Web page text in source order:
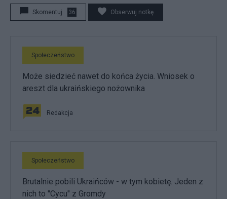
Skomentuj 36 Obserwuj notkę
Społeczeństwo
Może siedzieć nawet do końca życia. Wniosek o
areszt dla ukraińskiego nożownika
Redakcja
Społeczeństwo
Brutalnie pobili Ukraińców - w tym kobietę. Jeden z
nich to "Cycu" z Gromdy